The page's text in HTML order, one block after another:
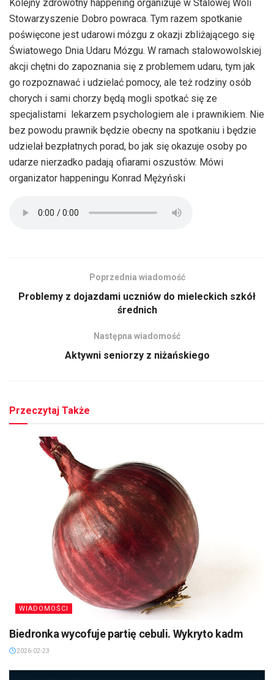
Kolejny zdrowotny happening organizuje w Stalowej Woli
Stowarzyszenie Dobro powraca. Tym razem spotkanie
poświęcone jest udarowi mózgu z okazji zbliżającego się
Światowego Dnia Udaru Mózgu. W ramach stalowowolskiej
akcji chętni do zapoznania się z problemem udaru, tym jak
go rozpoznawać i udzielać pomocy, ale też rodziny osób
chorych i sami chorzy będą mogli spotkać się ze
specjalistami  lekarzem psychologiem ale i prawnikiem. Nie
bez powodu prawnik będzie obecny na spotkaniu i będzie
udzielał bezpłatnych porad, bo jak się okazuje osoby po
udarze nierzadko padają ofiarami oszustów. Mówi
organizator happeningu Konrad Mężyński
Poprzednia wiadomość
Problemy z dojazdami uczniów do mieleckich szkół
średnich
Następna wiadomość
Aktywni seniorzy z niżańskiego
Przeczytaj Także
WIADOMOŚCI
Biedronka wycofuje partię cebuli. Wykryto kadm
2026-02-23